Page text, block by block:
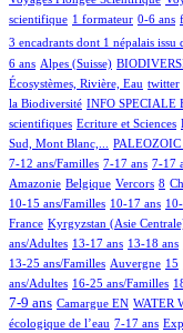
scientifique
4/605 1 formateur
1/605 0-6 ans
9/605
201/605
18/605
6/605
3 encadrants dont 1 népalais issu
389/605
10/605
6 ans
77/605Alpes (Suisse)
30/605
8/605
Écosystèmes, Rivière, Eau
1/605 twitter
153/605
44/605
la Biodiversité
34/605 INFO SPECIALE
1/605
23/605
scientifiques
1/605 Ecriture et Sciences
1/605
17/605
4/605
10/605
Sud, Mont Blanc,...
45/605 PALEOZOIC
2/605
4/605
1/605
25/605
42/605
10/605
48/605
7-12 ans/Familles
2/605 7-17 ans
24/605 7-17
21/605
2/605
7/605
3/605
Amazonie
1/605 Belgique
1/605 Vercors
42/605 8
1/605
6/605
62/605
3/605
1/605
10-15 ans/Familles
11/605 10-17 ans
8/605
4/605
36/605
34/605
8/605
France
49/605Kyrgyzstan (Asie
122/605
270/605
15/605
2/605
1/605
ans/Adultes
87/605 13-17 ans
7/605 13-18 ans
31/605
7/605
1/605
4/605
13-25 ans/Familles
3/605 Auvergne
118/605 15
15/605
38/605
54/605
2/605
2/605
ans/Adultes
2/605 16-25 ans/Familles
12/605
47/605
38/605
154/605
7-9 ans
2/605 Camargue
116/605 EN
11/605
WATER
écologique de l’eau
11/605 7-17 ans
29/605
17/605